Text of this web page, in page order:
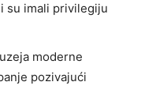
su imali privilegiju
moderne
pozivajući